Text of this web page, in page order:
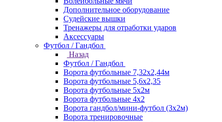
Дополнительное оборудование
Судейские вышки
Тренажеры для отработки ударов
Аксессуары
Футбол / Гандбол
Назад
Футбол / Гандбол
Ворота футбольные 7,32х2,44м
Ворота футбольные 5,6х2,35
Ворота футбольные 5х2м
Ворота футбольные 4х2
Ворота гандбол/мини-футбол (3х2м)
Ворота тренировочные